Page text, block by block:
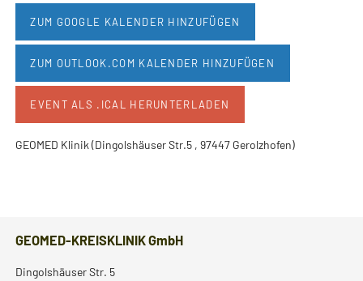
ZUM GOOGLE KALENDER HINZUFÜGEN
ZUM OUTLOOK.COM KALENDER HINZUFÜGEN
EVENT ALS .ICAL HERUNTERLADEN
GEOMED Klinik (Dingolshäuser Str.5 , 97447 Gerolzhofen)
GEOMED-KREISKLINIK GmbH
Dingolshäuser Str. 5